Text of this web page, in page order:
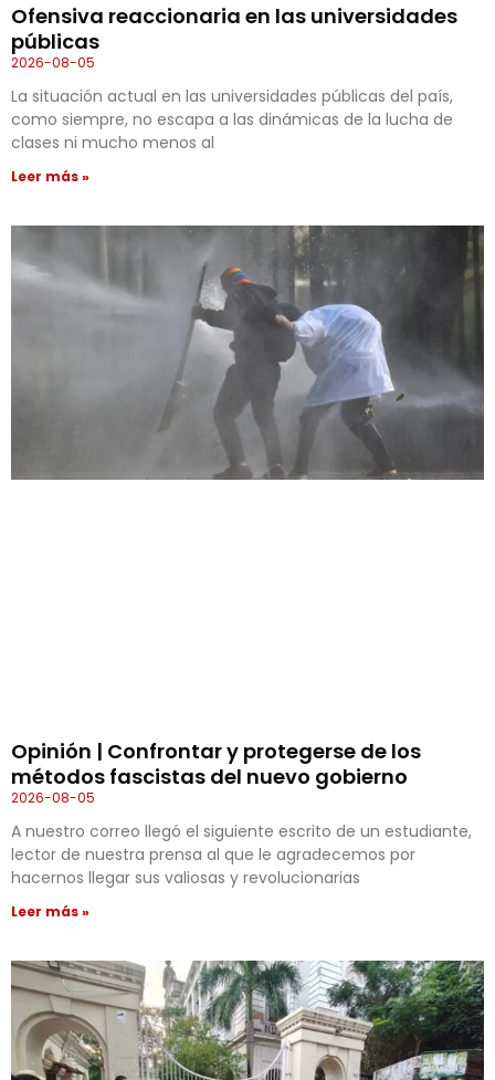
Ofensiva reaccionaria en las universidades
públicas
2026-08-05
La situación actual en las universidades públicas del país,
como siempre, no escapa a las dinámicas de la lucha de
clases ni mucho menos al
Leer más »
Opinión | Confrontar y protegerse de los
métodos fascistas del nuevo gobierno
2026-08-05
A nuestro correo llegó el siguiente escrito de un estudiante,
lector de nuestra prensa al que le agradecemos por
hacernos llegar sus valiosas y revolucionarias
Leer más »